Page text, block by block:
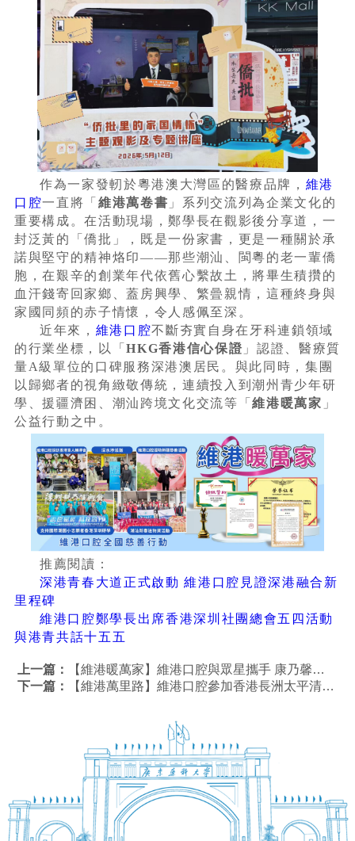
作為一家發軔於粵港澳大灣區的醫療品牌， 維港
口腔一直將「 維港萬卷書 」系列交流列為企業文化的
重要構成。在活動現場，鄭學長在觀影後分享道，一
封泛黃的「僑批」，既是一份家書，更是一種關於承
諾與堅守的精神烙印——那些潮汕、閩粵的老一輩僑
胞，在艱辛的創業年代依舊心繫故土，將畢生積攢的
血汗錢寄回家鄉、蓋房興學、繁曡親情，這種終身與
家國同頻的赤子情懷，令人感佩至深。
近年來， 維港口腔不斷夯實自身在牙科連鎖領域
的行業坐標，以「HKG香港信心保證 」認證、醫療質
量A級單位的口碑服務深港澳居民。與此同時，集團
以歸鄉者的視角緻敬傳統，連續投入到潮州青少年研
學、援疆濟困、潮汕跨境文化交流等「維港暖萬家 」
公益行動之中。
推薦閱讀：
深港青春大道正式啟動 維港口腔見證深港融合新
里程碑
維港口腔鄭學長出席香港深圳社團總會五四活動
與港青共話十五五
上一篇：
【維港暖萬家】維港口腔與眾星攜手 康乃馨大行動2026溫暖母親節
下一篇：
【維港萬里路】維港口腔參加香港長洲太平清醮，徒步環島緻社區